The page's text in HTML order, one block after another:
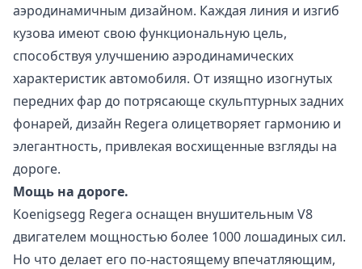
аэродинамичным дизайном. Каждая линия и изгиб
кузова имеют свою функциональную цель,
способствуя улучшению аэродинамических
характеристик автомобиля. От изящно изогнутых
передних фар до потрясающе скульптурных задних
фонарей, дизайн Regera олицетворяет гармонию и
элегантность, привлекая восхищенные взгляды на
дороге.
Мощь на дороге.
Koenigsegg Regera оснащен внушительным V8
двигателем мощностью более 1000 лошадиных сил.
Но что делает его по-настоящему впечатляющим,